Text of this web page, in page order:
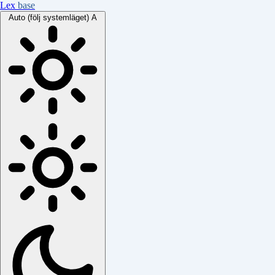
Lex base
Auto (följ systemläget) A